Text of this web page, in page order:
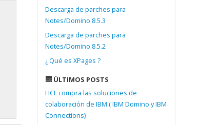
Descarga de parches para
Notes/Domino 8.5.3
Descarga de parches para
Notes/Domino 8.5.2
¿ Qué es XPages ?
ÚLTIMOS POSTS
HCL compra las soluciones de
colaboración de IBM ( IBM Domino y IBM
Connections)